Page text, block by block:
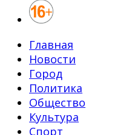
Главная
Новости
Город
Политика
Общество
Культура
Спорт